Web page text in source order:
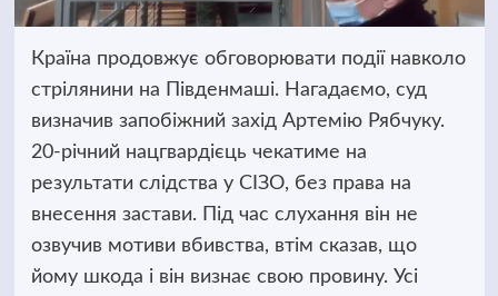
Країна продовжує обговорювати події навколо
стрілянини на Південмаші. Нагадаємо, суд
визначив запобіжний захід Артемію Рябчуку.
20-річний нацгвардієць чекатиме на
результати слідства у СІЗО, без права на
внесення застави. Під час слухання він не
озвучив мотиви вбивства, втім сказав, що
йому шкода і він визнає свою провину. Усі